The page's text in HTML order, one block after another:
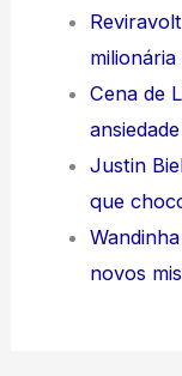
Cena de
Justin
que
novos